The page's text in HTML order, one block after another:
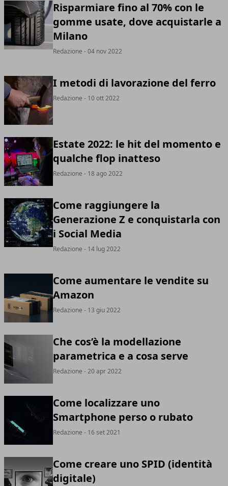
Risparmiare fino al 70% con le
gomme usate, dove acquistarle a
Milano
Redazione - 04 nov 2022
I metodi di lavorazione del ferro
Redazione - 10 ott 2022
Estate 2022: le hit del momento e
qualche flop inatteso
Redazione - 18 ago 2022
Come raggiungere la
Generazione Z e conquistarla con
i Social Media
Redazione - 14 lug 2022
Come aumentare le vendite su
Amazon
Redazione - 13 giu 2022
Che cos’è la modellazione
parametrica e a cosa serve
Redazione - 20 apr 2022
Come localizzare uno
Smartphone perso o rubato
Redazione - 16 set 2021
Come creare uno SPID (identità
digitale)